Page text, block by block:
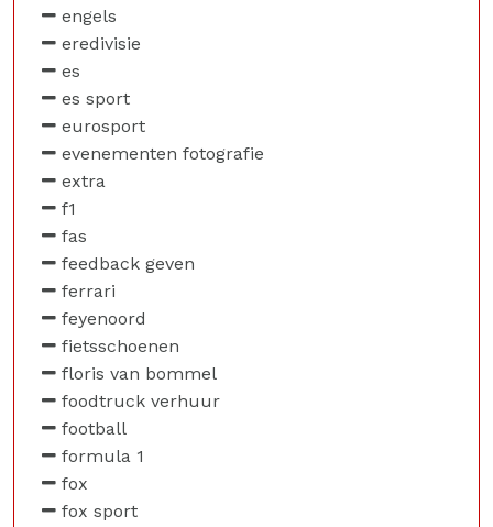
engels
eredivisie
es
es sport
eurosport
evenementen fotografie
extra
f1
fas
feedback geven
ferrari
feyenoord
fietsschoenen
floris van bommel
foodtruck verhuur
football
formula 1
fox
fox sport